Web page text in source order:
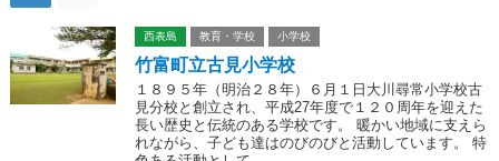
西表島 教育・学校 小学校
竹富町立古見小学校
１８９５年（明治２８年）６月１日大川尋常小学校古
見分校と創立され、平成27年度で１２０周年を迎えた
長い歴史と伝統のある学校です。 暖かい地域に支えら
れながら、子ども達はのびのびと活動しています。 特